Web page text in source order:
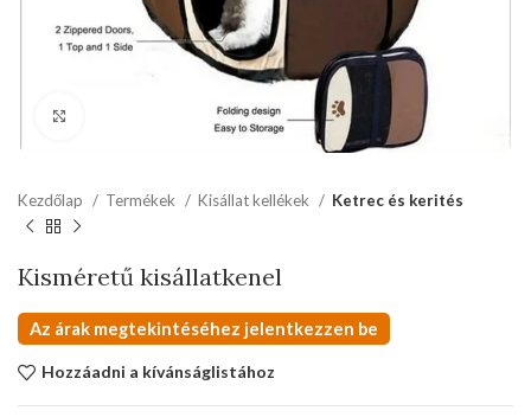
kattints a kinagyításhoz
Kezdőlap Termékek Kisállat kellékek Ketrec és kerités
Kisméretű kisállatkenel
Az árak megtekintéséhez jelentkezzen be
Hozzáadni a kívánságlistához